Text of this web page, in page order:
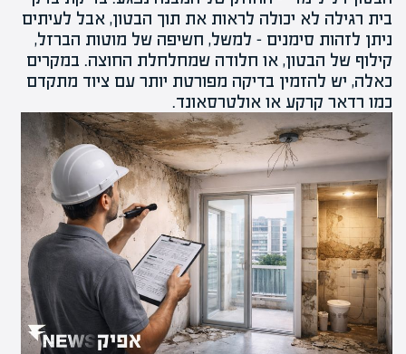
בית רגילה לא יכולה לראות את תוך הבטון, אבל לעיתים
ניתן לזהות סימנים – למשל, חשיפה של מוטות הברזל,
קילוף של הבטון, או חלודה שמחלחלת החוצה. במקרים
כאלה, יש להזמין בדיקה מפורטת יותר עם ציוד מתקדם
כמו רדאר קרקע או אולטרסאונד.